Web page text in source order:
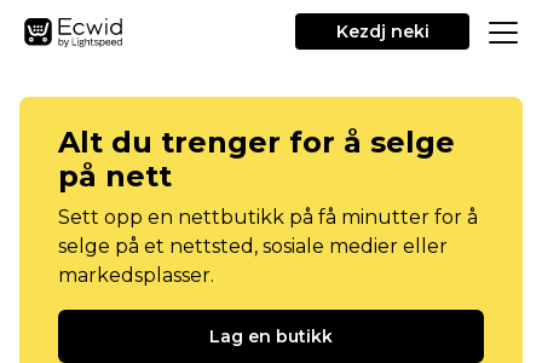
Kezdj neki
Alt du trenger for å selge
på nett
Sett opp en nettbutikk på få minutter for å
selge på et nettsted, sosiale medier eller
markedsplasser.
Lag en butikk